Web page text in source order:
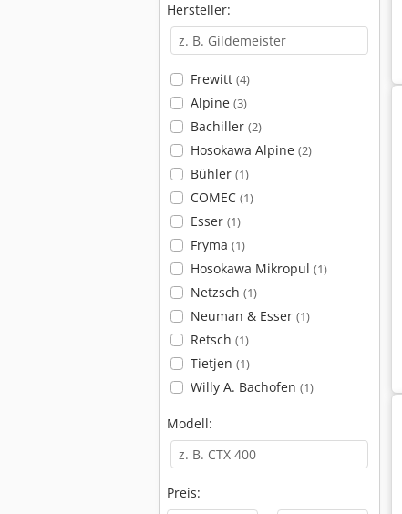
Hersteller:
Frewitt (4)
Alpine (3)
Bachiller (2)
Hosokawa Alpine (2)
Bühler (1)
COMEC (1)
Esser (1)
Fryma (1)
Hosokawa Mikropul (1)
Netzsch (1)
Neuman & Esser (1)
Retsch (1)
Tietjen (1)
Willy A. Bachofen (1)
Modell:
Preis: